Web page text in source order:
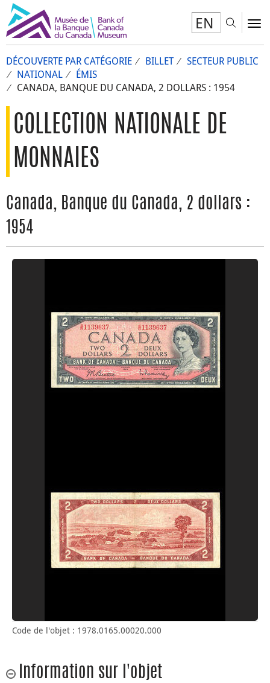
EN
DÉCOUVERTE PAR CATÉGORIE BILLET
SECTEUR PUBLIC
NATIONAL
ÉMIS
CANADA, BANQUE DU CANADA, 2 DOLLARS : 1954
COLLECTION NATIONALE DE
MONNAIES
Canada, Banque du Canada, 2 dollars :
1954
Code de l'objet : 1978.0165.00020.000
Information sur l'objet